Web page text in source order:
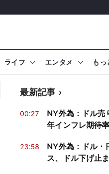
ライフ エンタメ もっ
最新記事
00:27
NY外為：ドル売
年インフレ期待
23:58
NY外為：ドル
ス、ドル下げ止